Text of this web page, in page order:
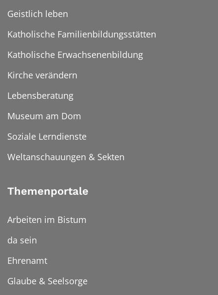
Geistlich leben
Katholische Familienbildungsstätten
Katholische Erwachsenenbildung
Kirche verändern
Lebensberatung
Museum am Dom
Soziale Lerndienste
Weltanschauungen & Sekten
Themenportale
Arbeiten im Bistum
da sein
Ehrenamt
Glaube & Seelsorge